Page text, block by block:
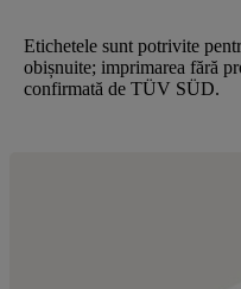
Etichetele sunt potrivite
obișnuite; imprimarea fără
confirmată de TÜV SÜD.